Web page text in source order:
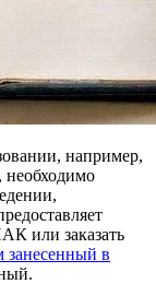
например,
необходимо
или заказать
в